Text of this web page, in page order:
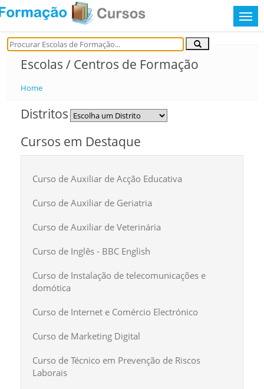
Escolas / Centros de Formação
Home
Distritos
Cursos em Destaque
Curso de Auxiliar de Acção Educativa
Curso de Auxiliar de Geriatria
Curso de Auxiliar de Veterinária
Curso de Inglês - BBC English
Curso de Instalação de telecomunicações e
domótica
Curso de Internet e Comércio Electrónico
Curso de Marketing Digital
Curso de Técnico em Prevenção de Riscos
Laborais